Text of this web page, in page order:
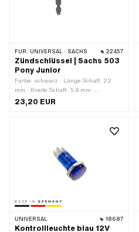
FÜR: UNIVERSAL · SACHS 22457
Zündschlüssel | Sachs 503
Pony Junior
Farbe: schwarz · Länge Schaft: 22
mm · Breite Schaft: 5.8 mm ·
Gesamtlänge: 39 mm
23,20 EUR
UNIVERSAL 18687
Kontrollleuchte blau 12V